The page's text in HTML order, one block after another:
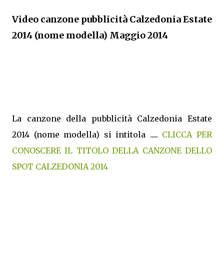
Video canzone pubblicità Calzedonia Estate
2014 (nome modella) Maggio 2014
La canzone della pubblicità Calzedonia Estate
2014 (nome modella) si intitola ..... CLICCA PER
CONOSCERE IL TITOLO DELLA CANZONE DELLO
SPOT CALZEDONIA 2014